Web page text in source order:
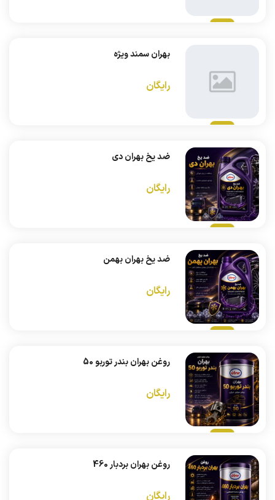
بهران سمند ویژه
رایگان
ضد یخ بهران دی
رایگان
ضد یخ بهران بهمن
رایگان
روغن بهران بندر توربو 50
رایگان
روغن بهران بردبار 460
رایگان